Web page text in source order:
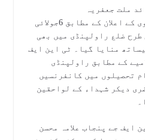
ملت جعفریہ
آغاسیدحامدعلی شاہ موسوی کے اعلان کے مطابق 6جولائی
ضلع راولپنڈی میں بھی
منایا گیا۔ ٹی این ایف
کے مطابق راولپنڈی
تحصیلوں میں کانفرنسیں
دیکر شہداء کے لواحقین
ایف جے پنجاب علامہ محسن